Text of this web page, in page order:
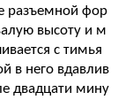
разъемной фор
высоту и м
с тимья
в него вдавлив
двадцати мину